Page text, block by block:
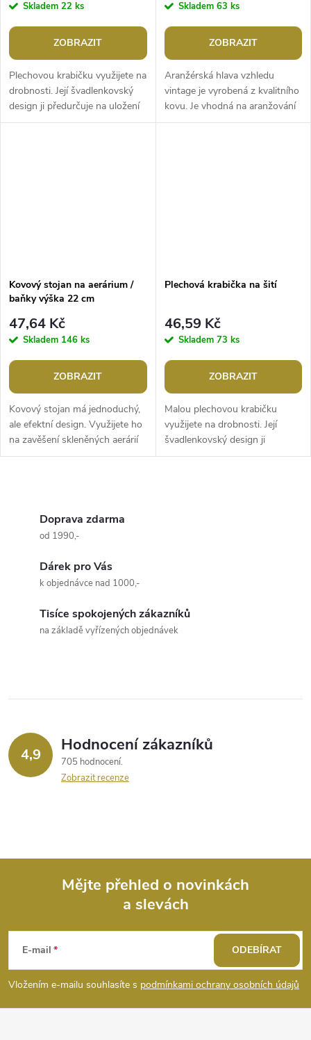
Skladem 22 ks
ZOBRAZIT
Plechovou krabičku využijete na
drobnosti. Její švadlenkovský
design ji předurčuje na uložení
šicích potřeb jako jsou knoflíky,
Skladem 63 ks
ZOBRAZIT
Aranžérská hlava vzhledu
vintage je vyrobená z kvalitního
kovu. Je vhodná na aranžování
klobouků, čepic nebo paruk.
Kovový stojan na aerárium /
baňky výška 22 cm
47,64 Kč
Skladem 146 ks
ZOBRAZIT
Kovový stojan má jednoduchý,
ale efektní design. Využijete ho
na zavěšení skleněných aerárií
nebo baněk. Stojan má dobrou
Plechová krabička na šití
46,59 Kč
Skladem 73 ks
ZOBRAZIT
Malou plechovou krabičku
využijete na drobnosti. Její
švadlenkovský design ji
předurčuje na uložení šicích
í
r
v
v
s
u
Doprava zdarma
od 1990,-
Dárek pro Vás
k objednávce nad 1000,-
Tisíce spokojených zákazníků
na základě vyřízených objednávek
4,9 Hodnocení zákazníků
705 hodnocení
Zobrazit recenze
p
a
Mějte přehled o novinkách
a slevách
E-mail
Vložením e-mailu souhlasíte s podmínkami ochrany osobních údajů
ODEBÍRAT